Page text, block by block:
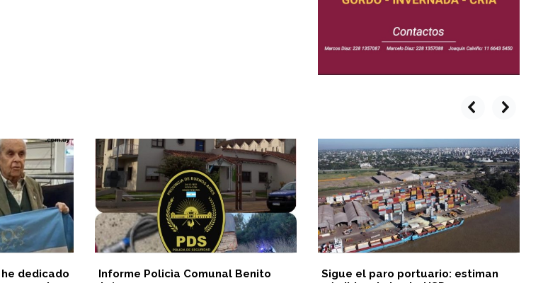
dedicado
Informe Policìa Comunal Benito
Sigue el paro portuario: estiman
prev next